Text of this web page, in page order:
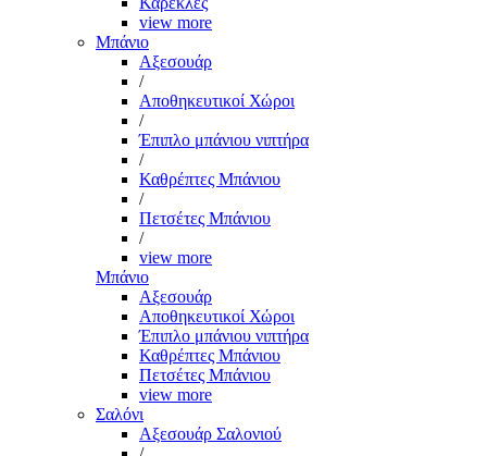
view more
Μπάνιο
Αξεσουάρ
/
Αποθηκευτικοί Χώροι
/
Έπιπλο μπάνιου νιπτήρα
/
Καθρέπτες Μπάνιου
/
Πετσέτες Μπάνιου
/
view more
Μπάνιο
Αξεσουάρ
Αποθηκευτικοί Χώροι
Έπιπλο μπάνιου νιπτήρα
Καθρέπτες Μπάνιου
Πετσέτες Μπάνιου
view more
Σαλόνι
Αξεσουάρ Σαλονιού